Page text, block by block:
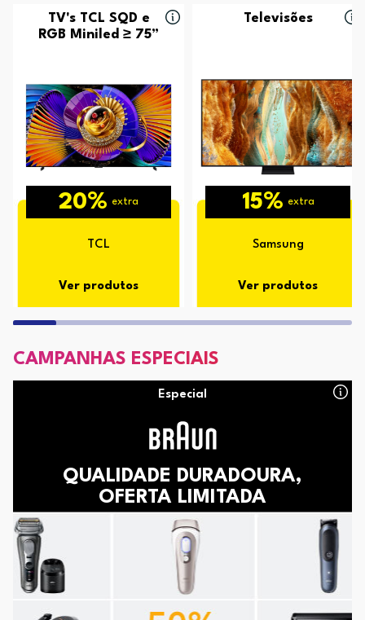
TV's TCL SQD e
RGB Miniled ≥ 75”
20% extra
TCL
Ver produtos
Televisões
15% extra
Samsung
Ver produtos
CAMPANHAS ESPECIAIS
Especial
QUALIDADE DURADOURA,
OFERTA LIMITADA